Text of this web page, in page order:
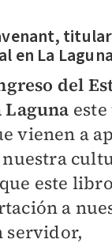
en La Laguna
del
Laguna
vienen a
este
a
servidor,